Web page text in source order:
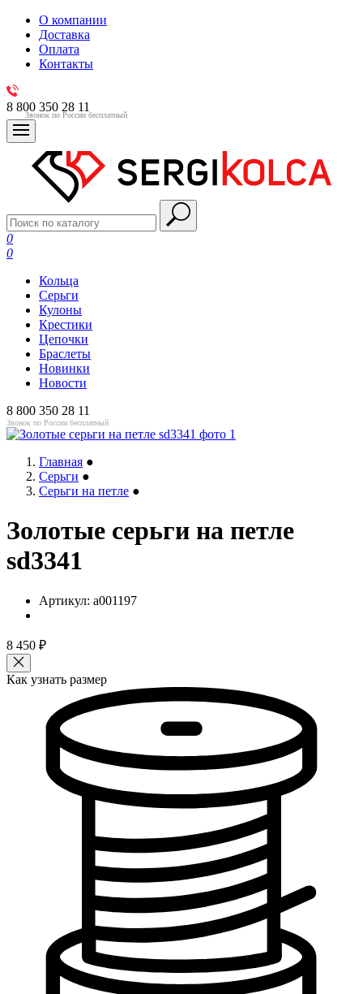
О компании
Доставка
Оплата
Контакты
8 800 350 28 11
Звонок по России бесплатный
0
0
Кольца
Серьги
Кулоны
Крестики
Цепочки
Браслеты
Новинки
Новости
8 800 350 28 11
Звонок по России бесплатный
Главная ●
Серьги ●
Серьги на петле ●
Золотые серьги на петле
sd3341
Артикул: a001197
8 450 ₽
Как узнать размер